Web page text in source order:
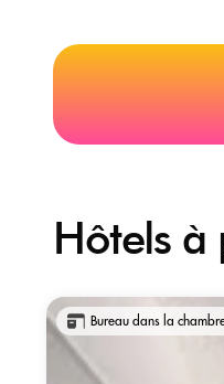
Hôtels à
Bureau dans la